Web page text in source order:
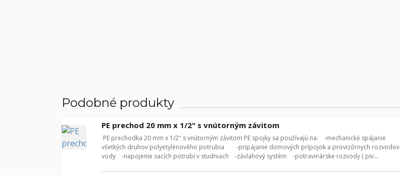
Podobné produkty
PE prechod 20 mm x 1/2" s vnútorným závitom
PE prechodka 20 mm x 1/2" s vnútorným závitom PE spojky sa používajú na: -mechanické spájanie
všetkých druhov polyetylénového potrubia -pripájanie domových prípojok a provizórnych rozvodov
vody -napojenie sacích potrubí v studniach -závlahový systém -potravinárske rozvody ( piv...